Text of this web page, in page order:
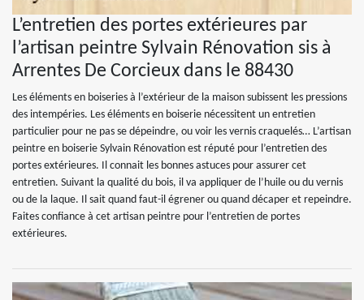
L’entretien des portes extérieures par
l’artisan peintre Sylvain Rénovation sis à
Arrentes De Corcieux dans le 88430
Les éléments en boiseries à l’extérieur de la maison subissent les pressions
des intempéries. Les éléments en boiserie nécessitent un entretien
particulier pour ne pas se dépeindre, ou voir les vernis craquelés… L’artisan
peintre en boiserie Sylvain Rénovation est réputé pour l’entretien des
portes extérieures. Il connait les bonnes astuces pour assurer cet
entretien. Suivant la qualité du bois, il va appliquer de l’huile ou du vernis
ou de la laque. Il sait quand faut-il égrener ou quand décaper et repeindre.
Faites confiance à cet artisan peintre pour l’entretien de portes
extérieures.